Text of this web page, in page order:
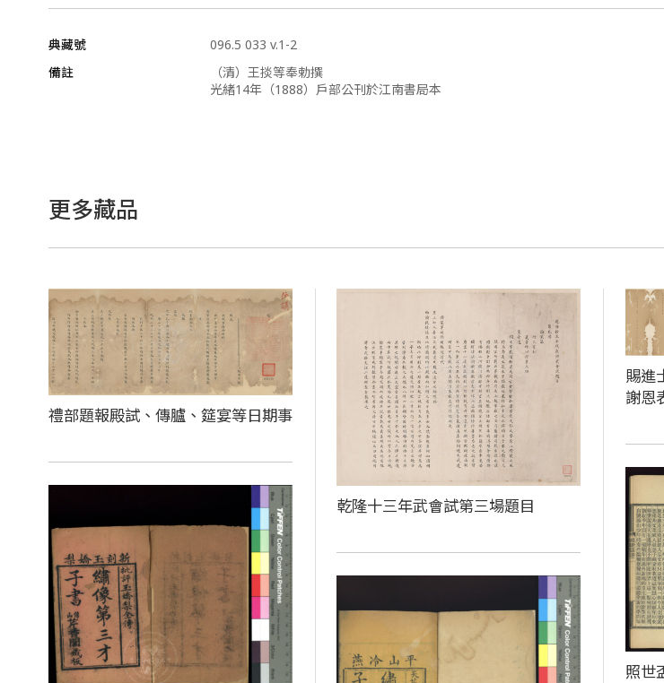
典藏號
096.5 033 v.1-2
備註
（清）王掞等奉勅撰
光緒14年（1888）戶部公刊於江南書局本
更多藏品
禮部題報殿試、傳臚、筵宴等日期事
乾隆十三年武會試第三場題目
賜進
謝恩
照世